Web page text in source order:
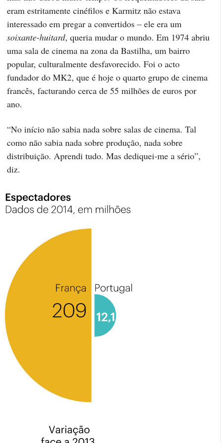
eram estritamente cinéfilos e Karmitz não estava
interessado em pregar a convertidos – ele era um
soixante-huitard, queria mudar o mundo. Em 1974 abriu
uma sala de cinema na zona da Bastilha, um bairro
popular, culturalmente desfavorecido. Foi o acto
fundador do MK2, que é hoje o quarto grupo de cinema
francês, facturando cerca de 55 milhões de euros por
ano.
“No início não sabia nada sobre salas de cinema. Tal
como não sabia nada sobre produção, nada sobre
distribuição. Aprendi tudo. Mas dediquei-me a sério”,
diz.